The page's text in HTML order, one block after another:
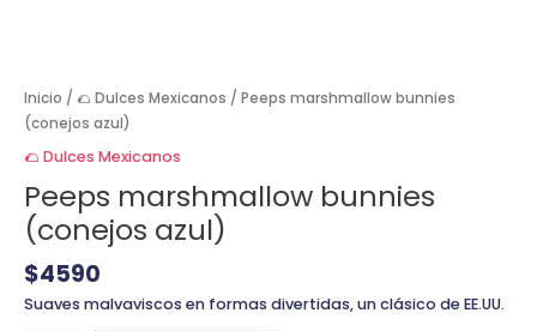
Inicio / 🌮 Dulces Mexicanos / Peeps marshmallow bunnies
(conejos azul)
🌮 Dulces Mexicanos
Peeps marshmallow bunnies
(conejos azul)
$4590
Suaves malvaviscos en formas divertidas, un clásico de EE.UU.